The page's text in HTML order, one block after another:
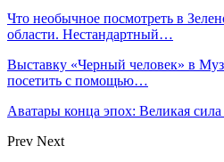
Что необычное посмотреть в
области. Нестандартный…
Выставку «Черный человек» в
посетить с помощью…
Аватары конца эпох: Великая
Prev Next